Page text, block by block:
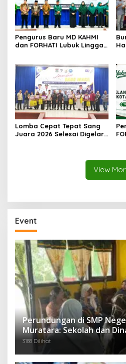
Pengurus Baru MD KAHMI
dan FORHATI Lubuk Linggau
Lomba Cepat Tepat Sang
Juara 2026 Selesai Digelar,
View
Event
Perundungan di SMP
Muratara: Sekolah dan
Langsung Ambil Tindakan
3188 Dilihat